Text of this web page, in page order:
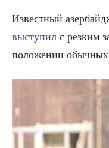
Известный
выступил с резким
положении